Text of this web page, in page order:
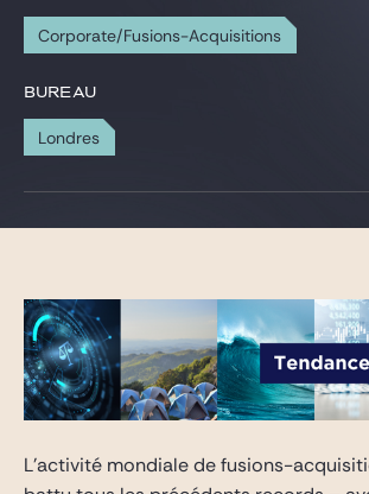
Notre cabinet
Carrière
Gide Pro Bono et RSE
Corporate/Fusions-Acquisitions
BUREAU
Londres
L’activité mondiale de fusions-